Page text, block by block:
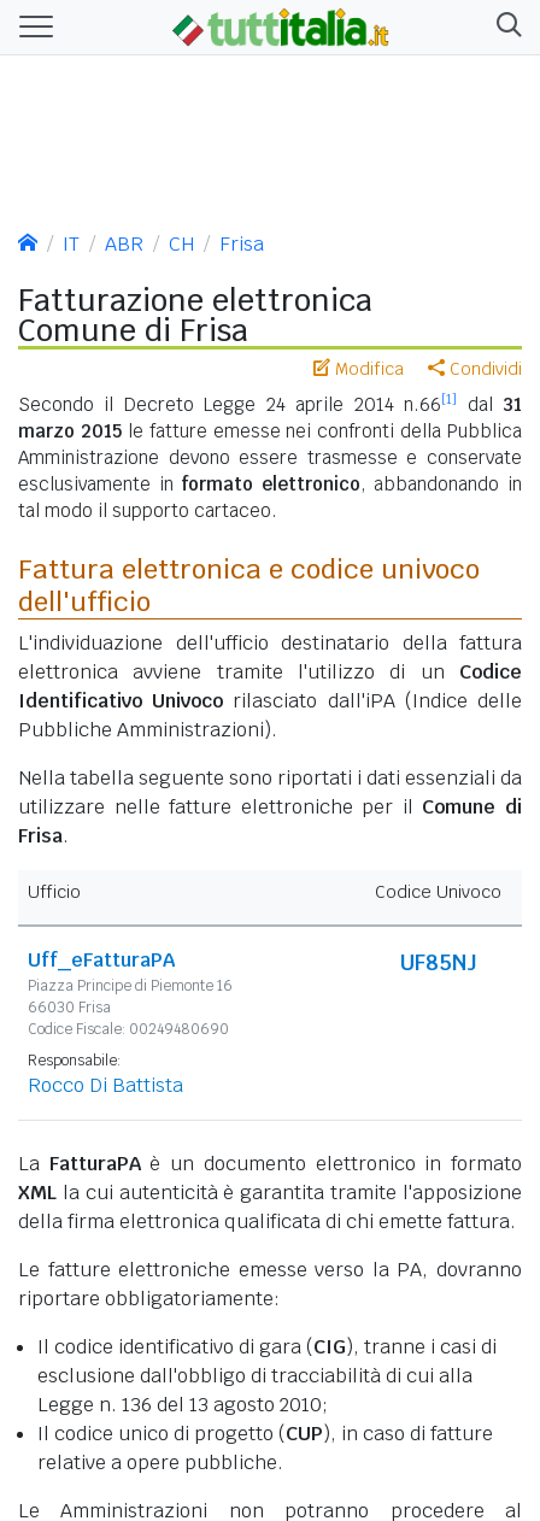
IT ABR CH Frisa
Fatturazione elettronica
Comune di Frisa
Modifica Condividi
Secondo il Decreto Legge 24 aprile 2014 n.66[1] dal 31
marzo 2015le fatture emesse nei confronti della Pubblica
Amministrazione devono essere trasmesse e conservate
esclusivamente in formato elettronico, abbandonando in
tal modo il supporto cartaceo.
Fattura elettronica e codice univoco
dell'ufficio
L'individuazione dell'ufficio destinatario della fattura
elettronica avviene tramite l'utilizzo di un Codice
Identificativo Univoco rilasciato dall'iPA (Indice delle
Pubbliche Amministrazioni).
Nella tabella seguente sono riportati i dati essenziali da
utilizzare nelle fatture elettroniche per il Comune di
Frisa.
Ufficio Codice Univoco
Uff_eFatturaPA
Piazza Principe di Piemonte 16
66030 Frisa
Codice Fiscale: 00249480690
UF85NJ
Responsabile:
Rocco Di Battista
La FatturaPAè un documento elettronico in formato
XML la cui autenticità è garantita tramite l'apposizione
della firma elettronica qualificata di chi emette fattura.
Le fatture elettroniche emesse verso la PA, dovranno
riportare obbligatoriamente:
Il codice identificativo di gara (CIG), tranne i casi di
esclusione dall'obbligo di tracciabilità di cui alla
Legge n. 136 del 13 agosto 2010;
Il codice unico di progetto (CUP), in caso di fatture
relative a opere pubbliche.
Le Amministrazioni non potranno procedere al